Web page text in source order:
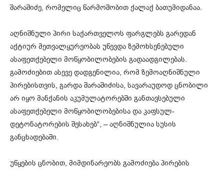
შარაშიძე, რომელიც წარმოშობით ქალაქ ბათუმიდანაა.
აღნიშნული პირი საქართველოს ფარგლებს გარედან
აქტიურ მეთვალყურეობას უწევდა ზემოხსენებული
ასაფეთქებელი მოწყობილობების გადაადგილებას.
გამოძიებით ასევე დადგენილია, რომ ზემოაღნიშნული
პირებისთვის, გარდა შარაშიძისა, სავარაუდოდ ცნობილი
არ იყო მანქანის აკუმულატორებში განთავსებული
ასაფეთქებელი მოწყობილობებისა და კაფსულ-
დეტონატორების შესახებ“, – აღნიშნულია სუსის
განცხადებაში.
უწყების ცნობით, მიმდინარეობს გამოძიება პირების